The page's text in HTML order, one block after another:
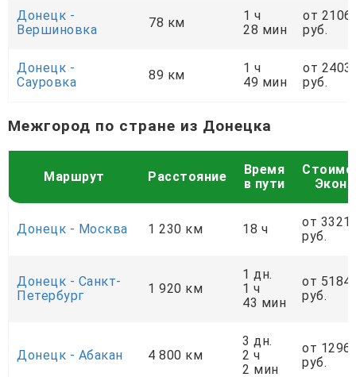
Донецк -
Вершиновка
78 км
1 ч
28 мин
от 2106
руб.
Донецк -
Сауровка
89 км
1 ч
49 мин
от 2403
руб.
Межгород по стране из Донецка
Маршрут Расстояние
Время
в пути
Донецк - Москва 1 230 км 18 ч
от
руб.
Донецк - Санкт-
Петербург
1 920 км
1 дн.
1 ч
43 мин
от
руб.
Донецк - Абакан 4 800 км
3 дн.
2 ч
2 мин
от
руб.